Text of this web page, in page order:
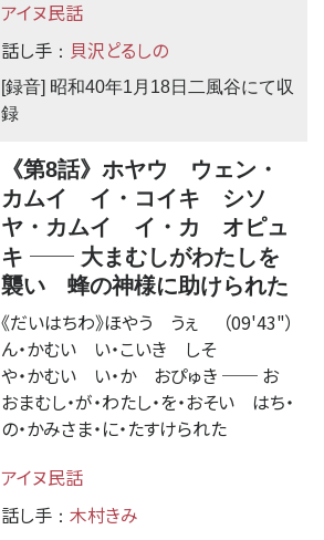
アイヌ民話
話し手 ： 貝沢と゚るしの
[録音] 昭和40年1月18日二風谷にて収
録
《第8話》ホヤウ ウェン・
カムイ イ・コイキ シソ
ヤ・カムイ イ・カ オピュ
キ ── 大まむしがわたしを
襲い 蜂の神様に助けられた
（09'43"）
《だいはちわ》ほやう うぇ
ん・かむい い・こいき しそ
や・かむい い・か おぴゅき ── お
おまむし・が・わたし・を・おそい はち・
の・かみさま・に・たすけられた
アイヌ民話
話し手 ： 木村きみ